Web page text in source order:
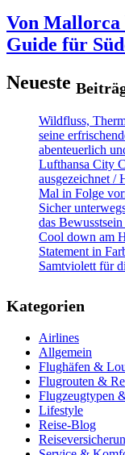
Von Mallorca
Guide für
Neueste
Wildfluss,
seine
abenteuerlich
Lufthansa City
ausgezeichnet /
Mal in Folge
Sicher
das
Cool down am
Statement in
Samtviolett für
Kategorien
Airlines
Allgemein
Flughäfen &
Flugrouten &
Flugzeugtypen
Lifestyle
Reise-Blog